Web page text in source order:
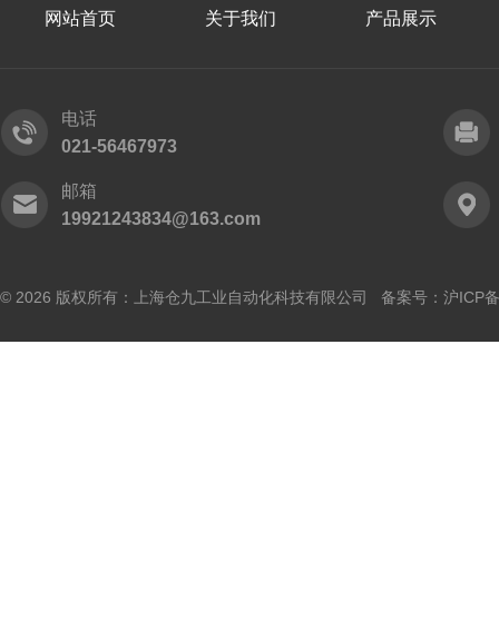
网站首页 关于我们 产品展示
电话
021-56467973
邮箱
19921243834@163.com
© 2026 版权所有：上海仓九工业自动化科技有限公司 备案号： 沪ICP